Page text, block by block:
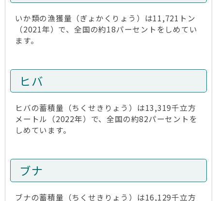
いか類の漁獲量（ぎょかくりょう）は11,721トン
（2021年）で、全国の約18パーセントをしめてい
ます。
ヒバ
ヒバの蓄積量（ちくせきりょう）は13,319千立方
メートル（2022年）で、全国の約82パーセントを
しめています。
ブナ
ブナの蓄積量（ちくせきりょう）は16,129千立方